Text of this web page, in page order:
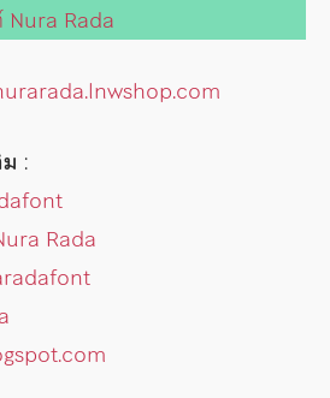
Rada
:
Rada